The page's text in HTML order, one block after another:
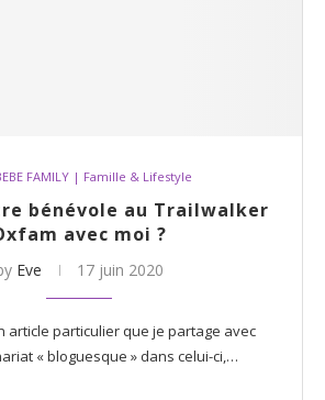
FAMILY | Famille & Lifestyle
bénévole au Trailwalker
avec moi ?
Eve 17 juin 2020
article particulier que je partage avec
« bloguesque » dans celui-ci,…